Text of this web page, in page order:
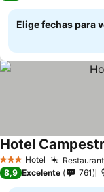
Elige fechas para
3 Estrellas
Hotel
Hotel
8,9 Excelente 761